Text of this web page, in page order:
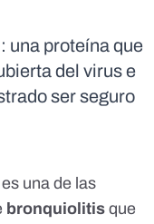
una proteína que
del virus e
ser seguro
es una de las
bronquiolitis que